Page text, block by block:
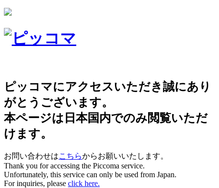
ピッコマにアクセスいただき誠にあり
がとうございます。
本ページは日本国内でのみ閲覧いただ
けます。
お問い合わせはこちらからお願いいたします。
Thank you for accessing the Piccoma service.
Unfortunately, this service can only be used from Japan.
For inquiries, please click here.